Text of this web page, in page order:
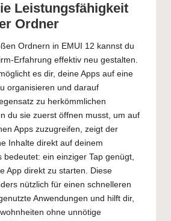
Leistungsfähigkeit
Ordner
Ordnern in EMUI 12 kannst du
Erfahrung effektiv neu gestalten.
es dir, deine Apps auf eine
organisieren und darauf
zu herkömmlichen
du sie zuerst öffnen musst, um auf
Apps zuzugreifen, zeigt der
Inhalte direkt auf deinem
bedeutet: ein einziger Tap genügt,
App direkt zu starten. Diese
nützlich für einen schnelleren
Anwendungen und hilft dir,
ohne unnötige